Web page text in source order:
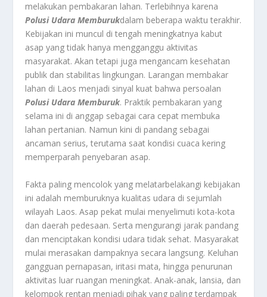
melakukan pembakaran lahan. Terlebihnya karena
Polusi Udara Memburukdalam beberapa waktu terakhir.
Kebijakan ini muncul di tengah meningkatnya kabut
asap yang tidak hanya mengganggu aktivitas
masyarakat. Akan tetapi juga mengancam kesehatan
publik dan stabilitas lingkungan. Larangan membakar
lahan di Laos menjadi sinyal kuat bahwa persoalan
Polusi Udara Memburuk. Praktik pembakaran yang
selama ini di anggap sebagai cara cepat membuka
lahan pertanian. Namun kini di pandang sebagai
ancaman serius, terutama saat kondisi cuaca kering
memperparah penyebaran asap.
Fakta paling mencolok yang melatarbelakangi kebijakan
ini adalah memburuknya kualitas udara di sejumlah
wilayah Laos. Asap pekat mulai menyelimuti kota-kota
dan daerah pedesaan. Serta mengurangi jarak pandang
dan menciptakan kondisi udara tidak sehat. Masyarakat
mulai merasakan dampaknya secara langsung. Keluhan
gangguan pernapasan, iritasi mata, hingga penurunan
aktivitas luar ruangan meningkat. Anak-anak, lansia, dan
kelompok rentan menjadi pihak yang paling terdampak